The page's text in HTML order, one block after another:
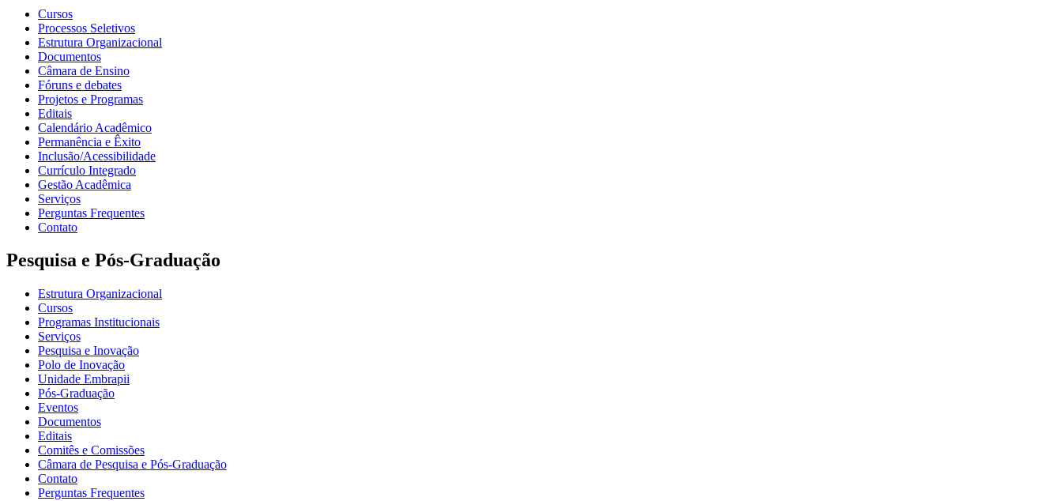
Cursos
Processos Seletivos
Estrutura Organizacional
Documentos
Câmara de Ensino
Fóruns e debates
Projetos e Programas
Editais
Calendário Acadêmico
Permanência e Êxito
Inclusão/Acessibilidade
Currículo Integrado
Gestão Acadêmica
Serviços
Perguntas Frequentes
Contato
Pesquisa e Pós-Graduação
Estrutura Organizacional
Cursos
Programas Institucionais
Serviços
Pesquisa e Inovação
Polo de Inovação
Unidade Embrapii
Pós-Graduação
Eventos
Documentos
Editais
Comitês e Comissões
Câmara de Pesquisa e Pós-Graduação
Contato
Perguntas Frequentes